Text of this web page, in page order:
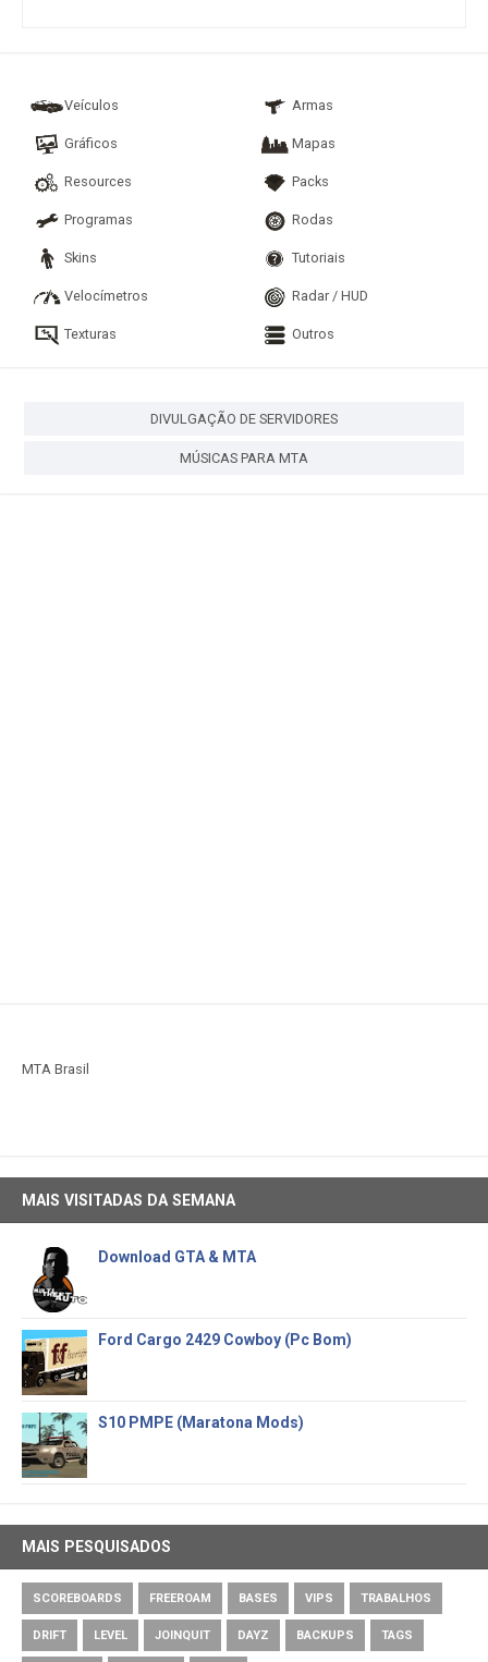
Veículos Armas
Gráficos Mapas
Resources Packs
Programas Rodas
Skins Tutoriais
Velocímetros Radar / HUD
Texturas Outros
DIVULGAÇÃO DE SERVIDORES
MÚSICAS PARA MTA
MTA Brasil
MAIS VISITADAS DA SEMANA
Download GTA & MTA
Ford Cargo 2429 Cowboy (Pc Bom)
S10 PMPE (Maratona Mods)
MAIS PESQUISADOS
SCOREBOARDS FREEROAM BASES VIPS TRABALHOS
DRIFT LEVEL JOINQUIT DAYZ BACKUPS TAGS